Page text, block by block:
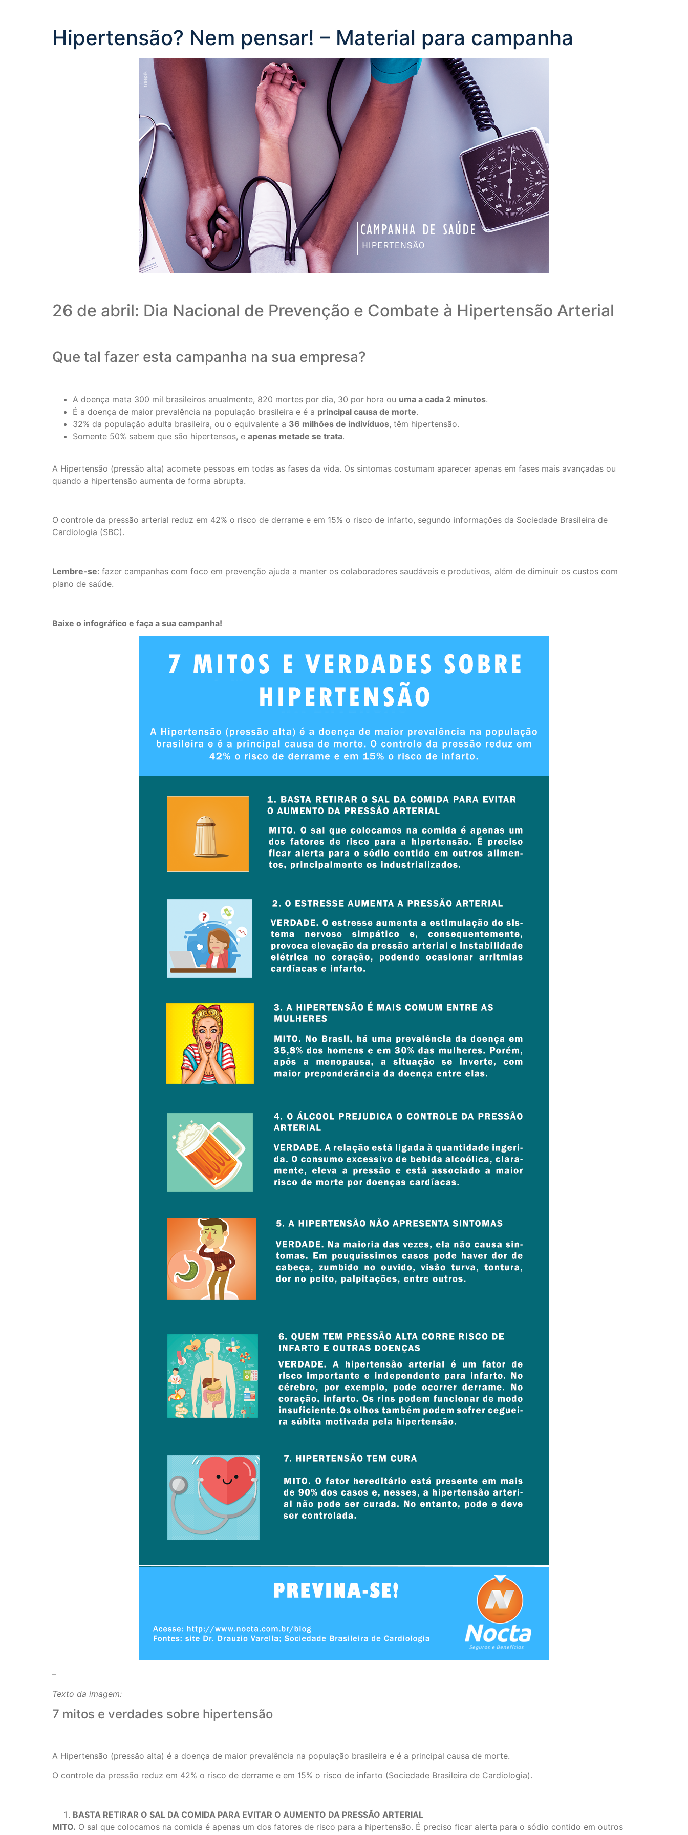
Hipertensão? Nem pensar! – Material para campanha
26 de abril: Dia Nacional de Prevenção e Combate à Hipertensão Arterial
Que tal fazer esta campanha na sua empresa?
A doença mata 300 mil brasileiros anualmente, 820 mortes por dia, 30 por hora ou uma a cada 2 minutos.
É a doença de maior prevalência na população brasileira e é a principal causa de morte.
32% da população adulta brasileira, ou o equivalente a 36 milhões de indivíduos, têm hipertensão.
Somente 50% sabem que são hipertensos, e apenas metade se trata.
A Hipertensão (pressão alta) acomete pessoas em todas as fases da vida. Os sintomas costumam aparecer apenas em fases mais avançadas ou
quando a hipertensão aumenta de forma abrupta.
O controle da pressão arterial reduz em 42% o risco de derrame e em 15% o risco de infarto, segundo informações da Sociedade Brasileira de
Cardiologia (SBC).
Lembre-se: fazer campanhas com foco em prevenção ajuda a manter os colaboradores saudáveis e produtivos, além de diminuir os custos com
plano de saúde.
Baixe o infográfico e faça a sua campanha!
–
Texto da imagem:
7 mitos e verdades sobre hipertensão
A Hipertensão (pressão alta) é a doença de maior prevalência na população brasileira e é a principal causa de morte.
O controle da pressão reduz em 42% o risco de derrame e em 15% o risco de infarto (Sociedade Brasileira de Cardiologia).
BASTA RETIRAR O SAL DA COMIDA PARA EVITAR O AUMENTO DA PRESSÃO ARTERIAL
MITO. O sal que colocamos na comida é apenas um dos fatores de risco para a hipertensão. É preciso ficar alerta para o sódio contido em outros